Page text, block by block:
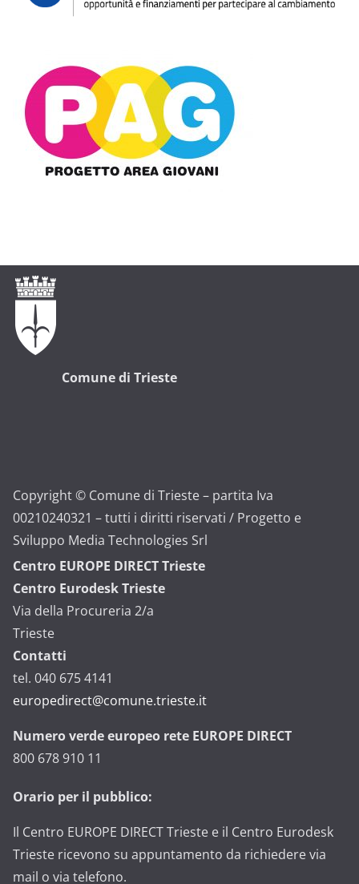
Comune di Trieste
Copyright © Comune di Trieste – partita Iva
00210240321 – tutti i diritti riservati / Progetto e
Sviluppo Media Technologies Srl
Centro EUROPE DIRECT Trieste
Centro Eurodesk Trieste
Via della Procureria 2/a
Trieste
Contatti
tel. 040 675 4141
europedirect@comune.trieste.it
Numero verde europeo rete EUROPE DIRECT
800 678 910 11
Orario per il pubblico:
Il Centro EUROPE DIRECT Trieste e il Centro Eurodesk
Trieste ricevono su appuntamento da richiedere via
mail o via telefono.